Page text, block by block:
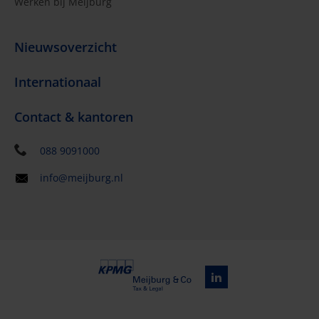
Nieuwsoverzicht
Internationaal
Contact & kantoren
088 9091000
info@meijburg.nl